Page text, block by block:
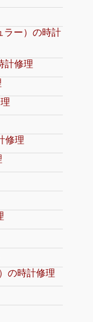
ラー）の時計
計修理
修理
の時計修理